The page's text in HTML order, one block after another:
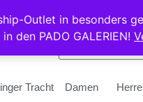
Outlet in besonders
den PADO GALERIEN!
Tracht Damen